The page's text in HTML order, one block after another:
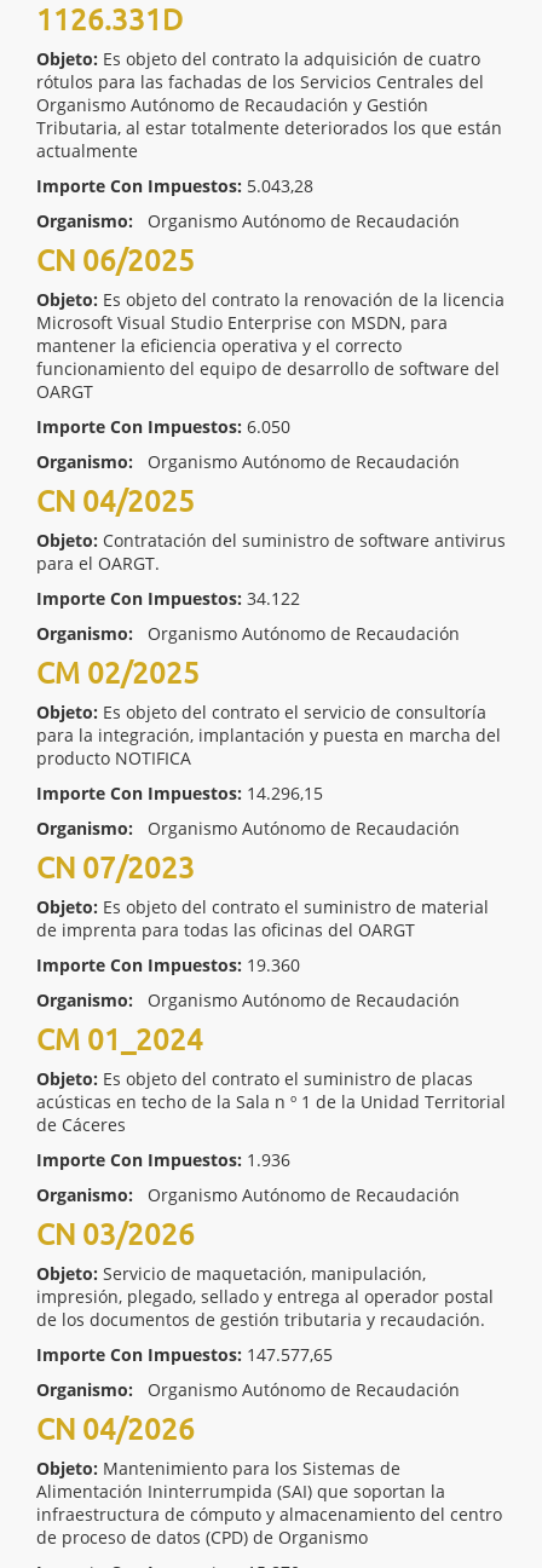
1126.331D
Objeto: Es objeto del contrato la adquisición de cuatro
rótulos para las fachadas de los Servicios Centrales del
Organismo Autónomo de Recaudación y Gestión
Tributaria, al estar totalmente deteriorados los que están
actualmente
Importe Con Impuestos: 5.043,28
Organismo:
Organismo Autónomo de Recaudación
CN 06/2025
Objeto: Es objeto del contrato la renovación de la licencia
Microsoft Visual Studio Enterprise con MSDN, para
mantener la eficiencia operativa y el correcto
funcionamiento del equipo de desarrollo de software del
OARGT
Importe Con Impuestos: 6.050
Organismo:
Organismo Autónomo de Recaudación
CN 04/2025
Objeto: Contratación del suministro de software antivirus
para el OARGT.
Importe Con Impuestos: 34.122
Organismo:
Organismo Autónomo de Recaudación
CM 02/2025
Objeto: Es objeto del contrato el servicio de consultoría
para la integración, implantación y puesta en marcha del
producto NOTIFICA
Importe Con Impuestos: 14.296,15
Organismo:
Organismo Autónomo de Recaudación
CN 07/2023
Objeto: Es objeto del contrato el suministro de material
de imprenta para todas las oficinas del OARGT
Importe Con Impuestos: 19.360
Organismo:
Organismo Autónomo de Recaudación
CM 01_2024
Objeto: Es objeto del contrato el suministro de placas
acústicas en techo de la Sala n º 1 de la Unidad Territorial
de Cáceres
Importe Con Impuestos: 1.936
Organismo:
Organismo Autónomo de Recaudación
CN 03/2026
Objeto: Servicio de maquetación, manipulación,
impresión, plegado, sellado y entrega al operador postal
de los documentos de gestión tributaria y recaudación.
Importe Con Impuestos: 147.577,65
Organismo:
Organismo Autónomo de Recaudación
CN 04/2026
Objeto: Mantenimiento para los Sistemas de
Alimentación Ininterrumpida (SAI) que soportan la
infraestructura de cómputo y almacenamiento del centro
de proceso de datos (CPD) de Organismo